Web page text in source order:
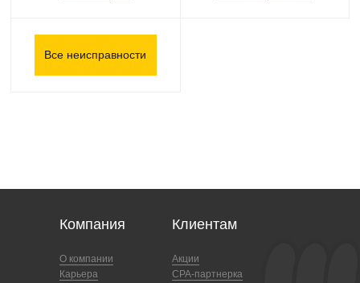
Все неисправности
Компания
О компании
Карьера
Клиентам
Акции
CPA-партнерка